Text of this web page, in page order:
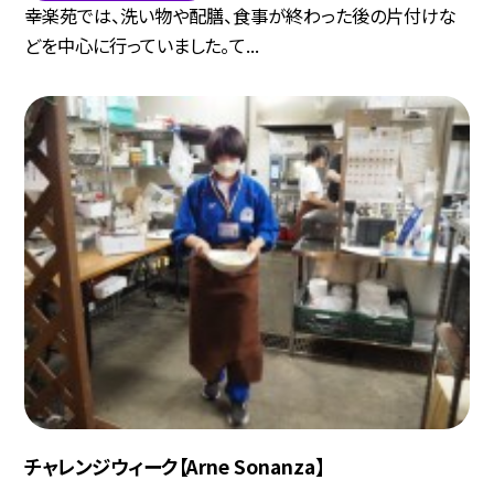
幸楽苑では、洗い物や配膳、食事が終わった後の片付けな
どを中心に行っていました。て...
チャレンジウィーク【Arne Sonanza】